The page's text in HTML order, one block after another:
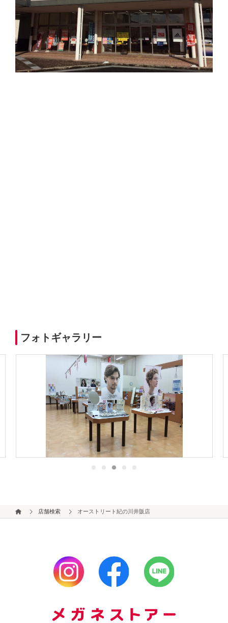
フォトギャラリー
店舗検索 オーストリート紀の川井阪店